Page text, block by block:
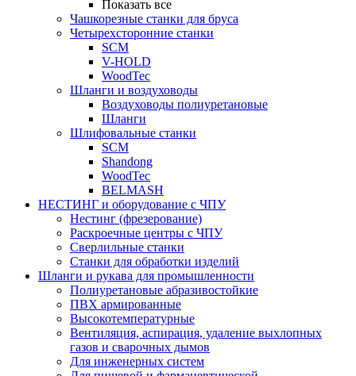
Показать все
Чашкорезные станки для бруса
Четырехсторонние станки
SCM
V-HOLD
WoodTec
Шланги и воздуховоды
Воздуховоды полиуретановые
Шланги
Шлифовальные станки
SCM
Shandong
WoodTec
BELMASH
НЕСТИНГ и оборудование с ЧПУ
Нестинг (фрезерование)
Раскроечные центры с ЧПУ
Сверлильные станки
Станки для обработки изделий
Шланги и рукава для промышленности
Полиуретановые абразивостойкие
ПВХ армированные
Высокотемпературные
Вентиляция, аспирация, удаление выхлопных
газов и сварочных дымов
Для инженерных систем